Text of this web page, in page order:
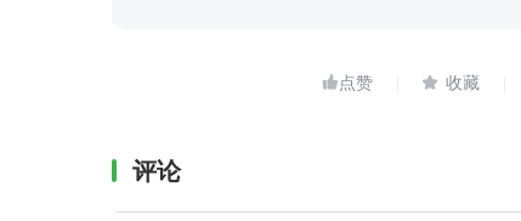
 
评论